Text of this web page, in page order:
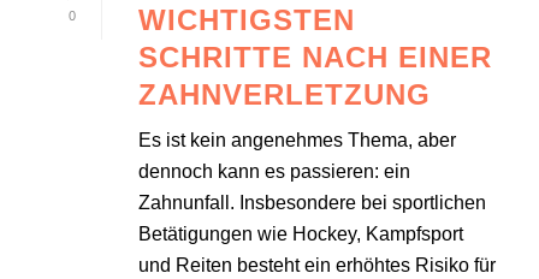
0
WICHTIGSTEN
SCHRITTE NACH EINER
ZAHNVERLETZUNG
Es ist kein angenehmes Thema, aber
dennoch kann es passieren: ein
Zahnunfall. Insbesondere bei sportlichen
Betätigungen wie Hockey, Kampfsport
und Reiten besteht ein erhöhtes Risiko für